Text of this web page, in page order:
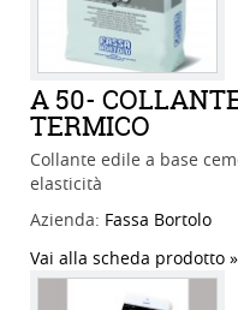
A 50-
TERMICO
Collante edile a base
elasticità
Azienda: Fassa Bortolo
Vai alla scheda prodotto